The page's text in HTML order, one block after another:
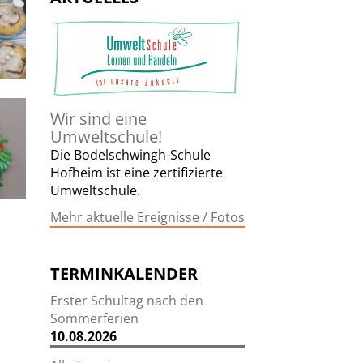
Wir sind eine
Umweltschule!
Die Bodelschwingh-Schule
Hofheim ist eine zertifizierte
Umweltschule.
Mehr aktuelle Ereignisse / Fotos
TERMINKALENDER
Erster Schultag nach den
Sommerferien
10.08.2026